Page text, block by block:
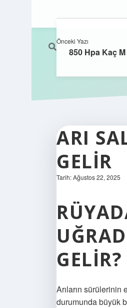
ARI
GELIR
Tarih: Ağustos 22, 2025
GELIR?
Arıların sürülerinin
durumunda büyük
Önceki Yazı
850 Hpa Kaç M